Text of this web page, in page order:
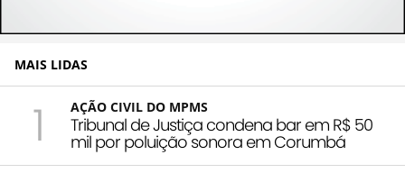
MAIS LIDAS
1 AÇÃO CIVIL DO MPMS
Tribunal de Justiça condena bar em R$ 50
mil por poluição sonora em Corumbá